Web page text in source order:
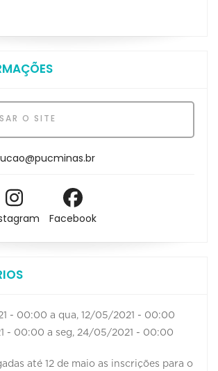
O SITE
Facebook
- 00:00 a qua, 12/05/2021 - 00:00
- 00:00 a seg, 24/05/2021 - 00:00
até 12 de maio as inscrições para o